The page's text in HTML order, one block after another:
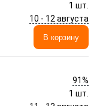
1 шт.
10 - 12 августа
В корзину
91%
1 шт.